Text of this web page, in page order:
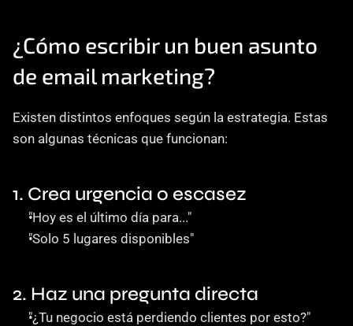
¿Cómo escribir un buen asunto
de email marketing?
Existen distintos enfoques según la estrategia. Estas
son algunas técnicas que funcionan:
1. Crea urgencia o escasez
"Hoy es el último día para..."
"Solo 5 lugares disponibles"
2. Haz una pregunta directa
"¿Tu negocio está perdiendo clientes por esto?"